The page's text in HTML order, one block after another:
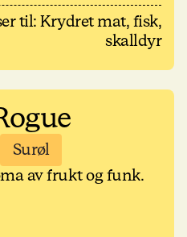
til: Krydret mat, fisk,
skalldyr
Surøl
av frukt og funk.